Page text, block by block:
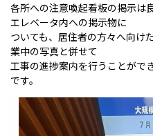
各所への注意喚起看板の掲示は
エレベータ内への掲示物に
ついても、居住者の方々へ向け
業中の写真と併せて
工事の進捗案内を行うことがで
です。